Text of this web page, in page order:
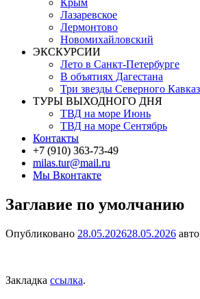
Крым
Лазаревское
Лермонтово
Новомихайловский
ЭКСКУРСИИ
Лето в Санкт-Петербурге
В объятиях Дагестана
Три звезды Северного
ТУРЫ ВЫХОДНОГО ДНЯ
ТВД на море Июнь
ТВД на море Сентябрь
Контакты
+7 (910) 363-73-49
milas.tur@mail.ru
Мы Вконтакте
Заглавие по умолчанию
Опубликовано 28.05.202628.05.2026
Закладка ссылка.